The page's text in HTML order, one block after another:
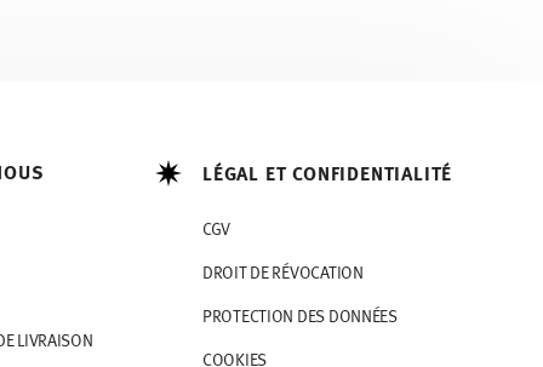
LIVRAISON
LÉGAL ET CONFIDENTIALITÉ
CGV
DROIT DE RÉVOCATION
PROTECTION DES DONNÉES
COOKIES